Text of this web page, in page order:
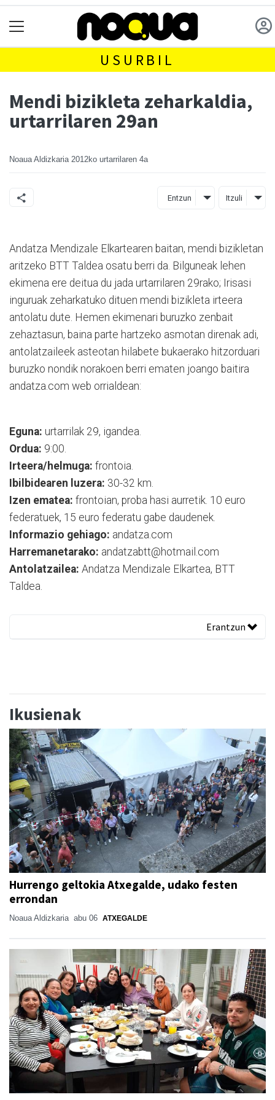
USURBIL
Mendi bizikleta zeharkaldia,
urtarrilaren 29an
Noaua Aldizkaria 2012ko urtarrilaren 4a
Entzun Itzuli
Andatza Mendizale Elkartearen baitan, mendi bizikletan
aritzeko BTT Taldea osatu berri da. Bilguneak lehen
ekimena ere deitua du jada urtarrilaren 29rako; Irisasi
inguruak zeharkatuko dituen mendi bizikleta irteera
antolatu dute. Hemen ekimenari buruzko zenbait
zehaztasun, baina parte hartzeko asmotan direnak adi,
antolatzaileek asteotan hilabete bukaerako hitzorduari
buruzko nondik norakoen berri ematen joango baitira
andatza.com web orrialdean:
Eguna: urtarrilak 29, igandea.
Ordua: 9:00.
Irteera/helmuga: frontoia.
Ibilbidearen luzera: 30-32 km.
Izen ematea: frontoian, proba hasi aurretik. 10 euro
federatuek, 15 euro federatu gabe daudenek.
Informazio gehiago: andatza.com
Harremanetarako: andatzabtt@hotmail.com
Antolatzailea: Andatza Mendizale Elkartea, BTT
Taldea.
Erantzun
Ikusienak
Hurrengo geltokia Atxegalde, udako festen
errondan
Noaua Aldizkaria abu 06 ATXEGALDE